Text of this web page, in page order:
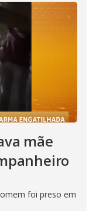
mãe
foi preso em